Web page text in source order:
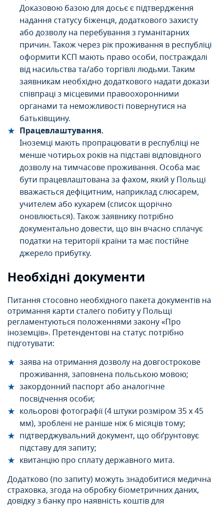
Доказовою базою для досьє є підтвердження
надання статусу біженця, додаткового захисту
або дозволу на перебування з гуманітарних
причин. Також через рік проживання в республіці
оформити КСП мають право особи, постраждалі
від насильства та/або торгівлі людьми. Таким
заявникам необхідно додаткового надати докази
співпраці з місцевими правоохоронними
органами та неможливості повернутися на
батьківщину.
Працевлаштування.
Іноземці мають пропрацювати в республіці не
менше чотирьох років на підставі відповідного
дозволу на тимчасове проживання. Особа має
бути працевлаштована за фахом, який у Польщi
вважається дефіцитним, наприклад слюсарем,
учителем або кухарем (список щорічно
оновлюється). Також заявнику потрібно
документально довести, що він вчасно сплачує
податки на території країни та має постійне
джерело прибутку.
Необхідні документи
Питання стосовно необхідного пакета документів на
отримання карти сталего побиту у Польщi
регламентуються положеннями закону «Про
іноземців». Претендентові на статус потрібно
підготувати:
заява на отримання дозволу на довгострокове
проживання, заповнена польською мовою;
закордонний паспорт або аналогічне
посвідчення особи;
кольорові фотографії (4 штуки розміром 35 х 45
мм), зроблені не раніше ніж 6 місяців тому;
підтверджувальний документ, що обґрунтовує
підставу для запиту;
квитанцію про сплату державного мита.
Додатково (по запиту) можуть знадобитися медична
страховка, згода на обробку біометричних даних,
довідку з банку про наявність коштів для